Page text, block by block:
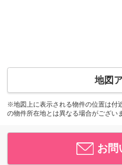
地図
※地図上に表示される物件の位置は付
の物件所在地とは異なる場合がござい
お問